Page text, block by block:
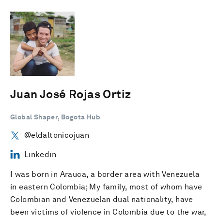
Juan José Rojas Ortiz
Global Shaper, Bogota Hub
@eldaltonicojuan
Linkedin
I was born in Arauca, a border area with Venezuela
in eastern Colombia; My family, most of whom have
Colombian and Venezuelan dual nationality, have
been victims of violence in Colombia due to the war,